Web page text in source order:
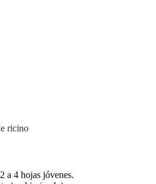
ricino
a 4 hojas jóvenes.